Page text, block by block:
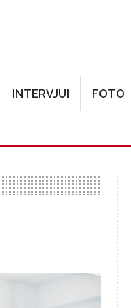
INTERVJUI FOTO